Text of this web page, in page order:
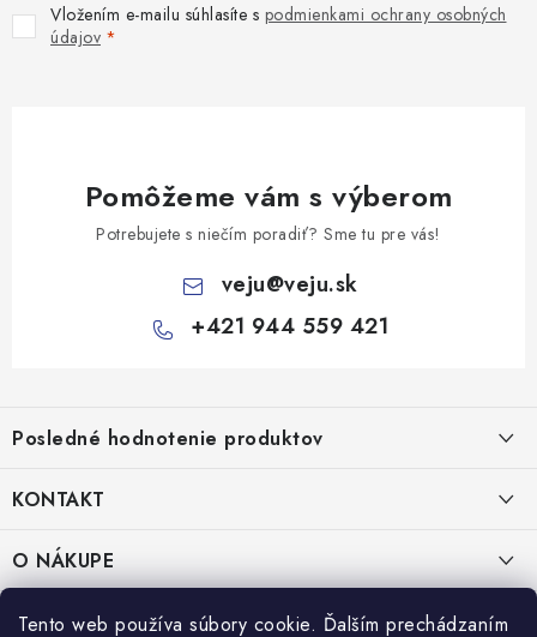
Tento web používa súbory cookie. Ďalším prechádzaním
Vložením e-mailu súhlasíte s podmienkami ochrany osobných
údajov
Pomôžeme vám s výberom
Potrebujete s niečím poradiť? Sme tu pre vás!
veju@veju.sk
+421 944 559 421
p
ä
e
Posledné hodnotenie produktov
KONTAKT
VEJU s.r.o.
Janka Kráľa 1059/82
Nitra 94901
IČO: 54577161
O NÁKUPE
PRÁVNE INFORMÁCIE